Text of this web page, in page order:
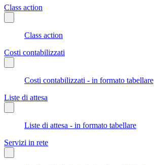
Class action
Class action
Costi contabilizzati
Costi contabilizzati - in formato tabellare
Liste di attesa
Liste di attesa - in formato tabellare
Servizi in rete